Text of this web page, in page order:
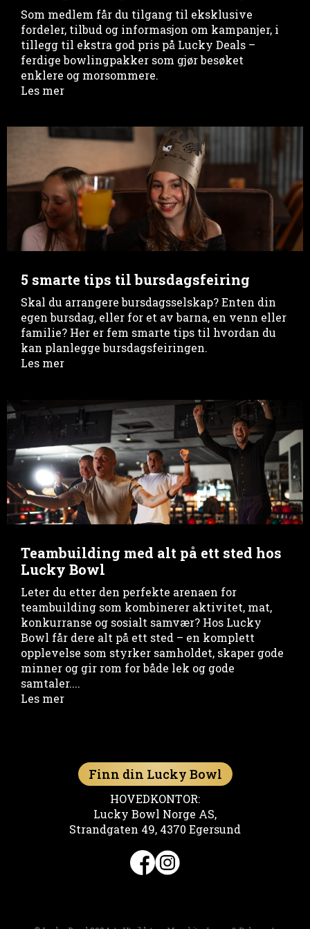
Som medlem får du tilgang til eksklusive
fordeler, tilbud og informasjon om kampanjer, i
tillegg til ekstra god pris på Lucky Deals –
ferdige bowlingpakker som gjør besøket
enklere og morsommere.
Les mer
5 smarte tips til bursdagsfeiring
Skal du arrangere bursdagsselskap? Enten din
egen bursdag, eller for et av barna, en venn eller
familie? Her er fem smarte tips til hvordan du
kan planlegge bursdagsfeiringen.
Les mer
Teambuilding med alt på ett sted hos
Lucky Bowl
Leter du etter den perfekte arenaen for
teambuilding som kombinerer aktivitet, mat,
konkurranse og sosialt samvær? Hos Lucky
Bowl får dere alt på ett sted – en komplett
opplevelse som styrker samholdet, skaper gode
minner og gir rom for både lek og gode
samtaler....
Les mer
Finn din Lucky Bowl
HOVEDKONTOR:
Lucky Bowl Norge AS,
Strandgaten 49, 4370 Egersund